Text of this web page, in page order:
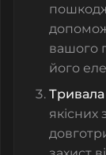
вашого
його
Тривала
якісних